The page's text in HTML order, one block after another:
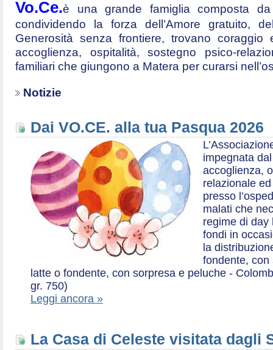
Vo.Ce.è una grande famiglia composta
condividendo la forza dell’Amore gratuito,
Generosità senza frontiere, trovano
accoglienza, ospitalità, sostegno psico-
familiari che giungono a Matera per curarsi
Notizie
Dai VO.CE. alla tua Pasqua 2026
impegnata
accoglienza,
relazionale
presso
malati che
regime di day
fondi in
la
fondente, con
latte o fondente, con sorpresa e peluche -
gr. 750)
Leggi ancora »
La Casa di Celeste visitata dagli